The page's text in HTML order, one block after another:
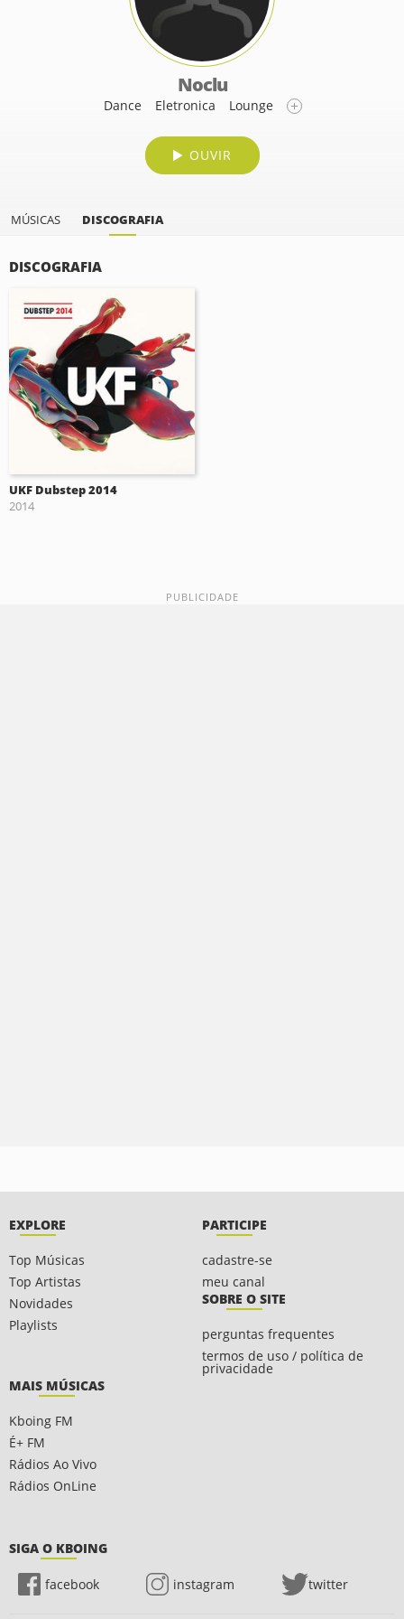
Noclu
Dance Eletronica Lounge
OUVIR
MÚSICAS DISCOGRAFIA
DISCOGRAFIA
UKF Dubstep 2014
2014
EXPLORE
Top Músicas
Top Artistas
Novidades
Playlists
PARTICIPE
cadastre-se
meu canal
SOBRE O SITE
perguntas frequentes
termos de uso / política de
privacidade
MAIS MÚSICAS
Kboing FM
É+ FM
Rádios Ao Vivo
Rádios OnLine
SIGA O KBOING
facebook instagram twitter